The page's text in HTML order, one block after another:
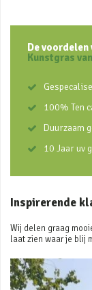
De voordelen
Kunstgras
100% Ten
Duurzaam
10 Jaar uv
Inspirerende
Wij delen graag
laat zien waar je blij